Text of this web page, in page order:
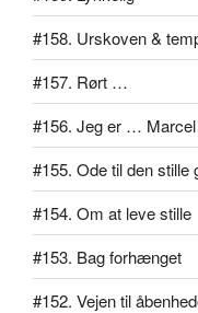
#158. Urskoven &
#157. Rørt …
#156. Jeg er … Marcel
#155. Ode til den stille
#154. Om at leve stille
#153. Bag forhænget
#152. Vejen til